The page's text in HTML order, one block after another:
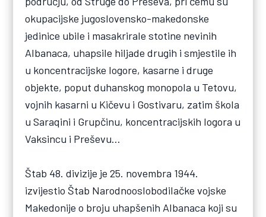
okupacijske jugoslovensko-makedonske
jedinice ubile i masakrirale stotine nevinih
Albanaca, uhapsile hiljade drugih i smjestile ih
u koncentracijske logore, kasarne i druge
objekte, poput duhanskog monopola u Tetovu,
vojnih kasarni u Kičevu i Gostivaru, zatim škola
u Saraqini i Grupčinu, koncentracijskih logora u
Vaksincu i Preševu…
Štab 48. divizije je 25. novembra 1944.
izvijestio Štab Narodnooslobodilačke vojske
Makedonije o broju uhapšenih Albanaca koji su